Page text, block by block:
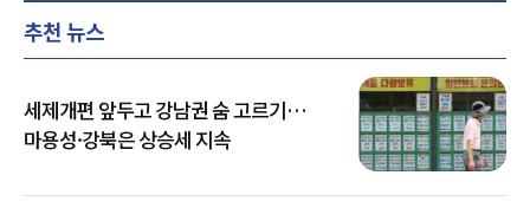
추천 뉴스
세제개편 앞두고 강남권 숨 고르기…
마용성·강북은 상승세 지속